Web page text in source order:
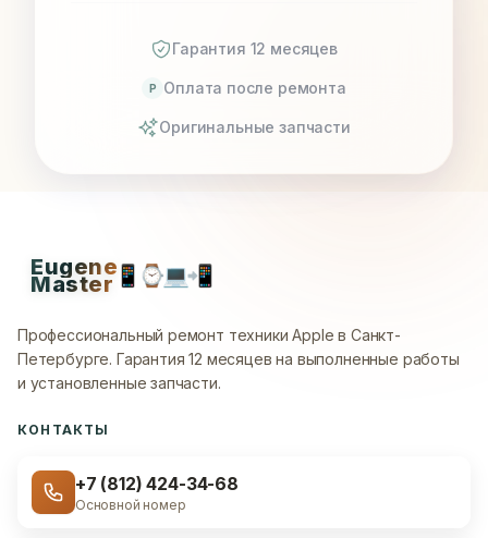
Гарантия 12 месяцев
P Оплата после ремонта
Оригинальные запчасти
Eugene
Master📱 ⌚💻📲
Профессиональный ремонт техники Apple в Санкт-
Петербурге. Гарантия 12 месяцев на выполненные работы
и установленные запчасти.
КОНТАКТЫ
+7 (812) 424-34-68
Основной номер